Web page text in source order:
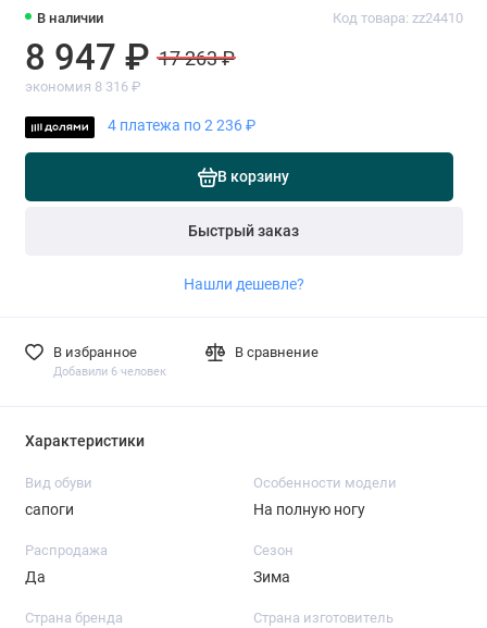
В наличии Код товара: zz24410
8 947 ₽ 17 263 ₽
экономия 8 316 ₽
4 платежа по 2 236 ₽
В корзину
Быстрый заказ
Нашли дешевле?
В избранное
Добавили 6 человек
В сравнение
Характеристики
Вид обуви
сапоги
Особенности модели
На полную ногу
Распродажа
Да
Сезон
Зима
Страна бренда Страна изготовитель